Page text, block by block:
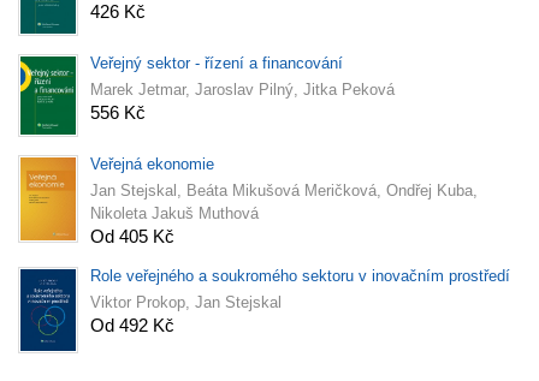
426 Kč
Veřejný sektor - řízení a financování
Marek Jetmar, Jaroslav Pilný, Jitka Peková
556 Kč
Veřejná ekonomie
Jan Stejskal, Beáta Mikušová Meričková, Ondřej Kuba,
Nikoleta Jakuš Muthová
Od 405 Kč
Role veřejného a soukromého sektoru v inovačním prostředí
Viktor Prokop, Jan Stejskal
Od 492 Kč